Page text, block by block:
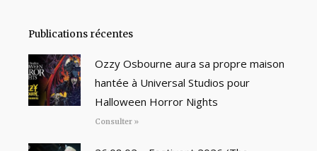
Publications récentes
Ozzy Osbourne aura sa propre maison
hantée à Universal Studios pour
Halloween Horror Nights
Consulter »